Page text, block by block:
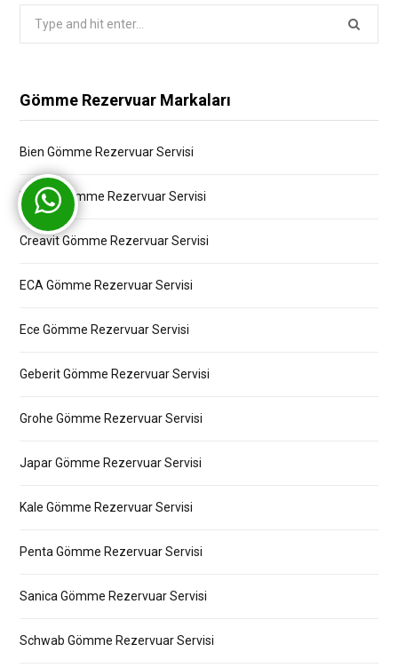
Gömme Rezervuar Markaları
Bien Gömme Rezervuar Servisi
Bocchi Gömme Rezervuar Servisi
Creavit Gömme Rezervuar Servisi
ECA Gömme Rezervuar Servisi
Ece Gömme Rezervuar Servisi
Geberit Gömme Rezervuar Servisi
Grohe Gömme Rezervuar Servisi
Japar Gömme Rezervuar Servisi
Kale Gömme Rezervuar Servisi
Penta Gömme Rezervuar Servisi
Sanica Gömme Rezervuar Servisi
Schwab Gömme Rezervuar Servisi